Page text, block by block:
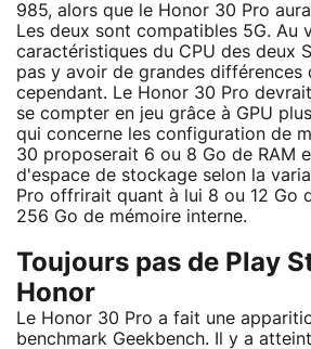
985, alors que le Honor 30 Pro
Les deux sont compatibles 5G. Au
caractéristiques du CPU des deux
pas y avoir de grandes différences
cependant. Le Honor 30 Pro
se compter en jeu grâce à GPU
qui concerne les configuration de
30 proposerait 6 ou 8 Go de RAM
d'espace de stockage selon la
Pro offrirait quant à lui 8 ou 12 Go
256 Go de mémoire interne.
Toujours pas de Play
Honor
Le Honor 30 Pro a fait une
benchmark Geekbench. Il y a